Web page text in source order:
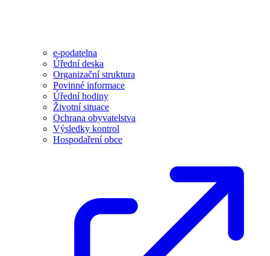
e-podatelna
Úřední deska
Organizační struktura
Povinné informace
Úřední hodiny
Životní situace
Ochrana obyvatelstva
Výsledky kontrol
Hospodaření obce